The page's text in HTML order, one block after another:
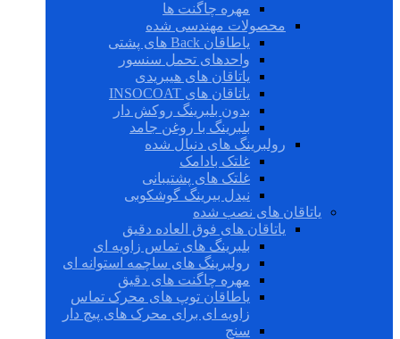
مهره چاگنت ها
محصولات مهندسی شده
یاطاقان Back های پشتی
واحدهای تحمل سنسور
یاتاقان های هیبریدی
یاتاقان های INSOCOAT
بدون بلبرینگ روکش دار
بلبرینگ با روغن جامد
رولبرینگ های دنبال شده
غلتک بادامک
غلتک های پشتیبانی
نیدل بیرینگ گوشکوبی
یاتاقان های نصب شده
یاتاقان های فوق العاده دقیق
بلبرینگ های تماس زاویه ای
رولبرینگ های ساچمه استوانه ای
مهره چاگنت های دقیق
یاطاقان توپ های محرک تماس
زاویه ای برای محرک های پیچ دار
سنج